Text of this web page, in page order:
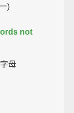
)
not
母